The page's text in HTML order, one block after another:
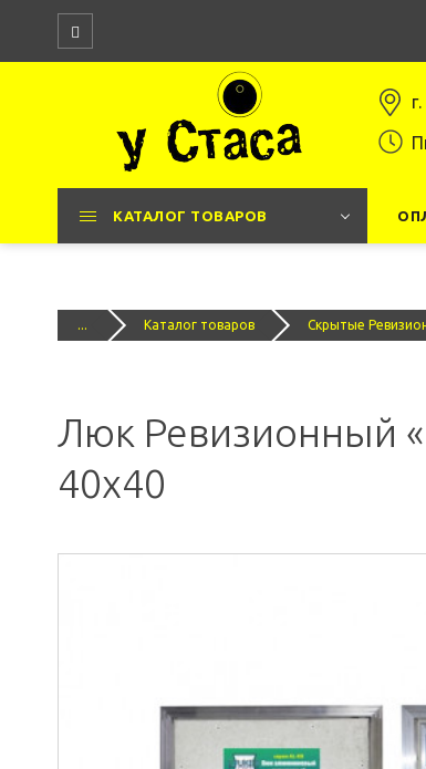
КАТАЛОГ ТОВАРОВ
... Каталог товаров Скрытые
Люк Ревизионный
40x40